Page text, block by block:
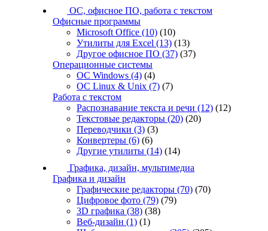
ОС, офисное ПО, работа с текстом
Офисные программы
Microsoft Office (10) (10)
Утилиты для Excel (13) (13)
Другое офисное ПО (37) (37)
Операционные системы
ОС Windows (4) (4)
ОС Linux & Unix (7) (7)
Работа с текстом
Распознавание текста и речи (12) (12)
Текстовые редакторы (20) (20)
Переводчики (3) (3)
Конвертеры (6) (6)
Другие утилиты (14) (14)
Графика, дизайн, мультимедиа
Графика и дизайн
Графические редакторы (70) (70)
Цифровое фото (79) (79)
3D графика (38) (38)
Веб-дизайн (1) (1)